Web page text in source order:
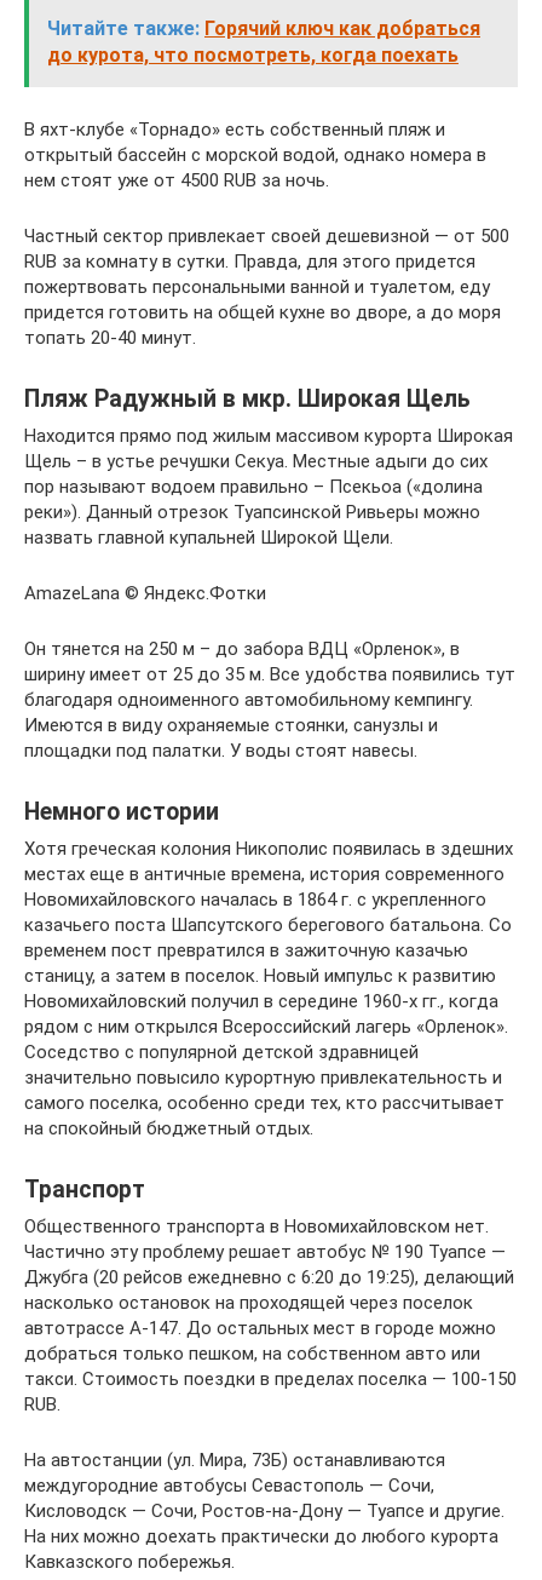
Читайте также: Горячий ключ как добраться
до курота, что посмотреть, когда поехать
В яхт-клубе «Торнадо» есть собственный пляж и
открытый бассейн с морской водой, однако номера в
нем стоят уже от 4500 RUB за ночь.
Частный сектор привлекает своей дешевизной — от 500
RUB за комнату в сутки. Правда, для этого придется
пожертвовать персональными ванной и туалетом, еду
придется готовить на общей кухне во дворе, а до моря
топать 20-40 минут.
Пляж Радужный в мкр. Широкая Щель
Находится прямо под жилым массивом курорта Широкая
Щель – в устье речушки Секуа. Местные адыги до сих
пор называют водоем правильно – Псекьоа («долина
реки»). Данный отрезок Туапсинской Ривьеры можно
назвать главной купальней Широкой Щели.
AmazeLana © Яндекс.Фотки
Он тянется на 250 м – до забора ВДЦ «Орленок», в
ширину имеет от 25 до 35 м. Все удобства появились тут
благодаря одноименного автомобильному кемпингу.
Имеются в виду охраняемые стоянки, санузлы и
площадки под палатки. У воды стоят навесы.
Немного истории
Хотя греческая колония Никополис появилась в здешних
местах еще в античные времена, история современного
Новомихайловского началась в 1864 г. с укрепленного
казачьего поста Шапсутского берегового батальона. Со
временем пост превратился в зажиточную казачью
станицу, а затем в поселок. Новый импульс к развитию
Новомихайловский получил в середине 1960-х гг., когда
рядом с ним открылся Всероссийский лагерь «Орленок».
Соседство с популярной детской здравницей
значительно повысило курортную привлекательность и
самого поселка, особенно среди тех, кто рассчитывает
на спокойный бюджетный отдых.
Транспорт
Общественного транспорта в Новомихайловском нет.
Частично эту проблему решает автобус № 190 Туапсе —
Джубга (20 рейсов ежедневно с 6:20 до 19:25), делающий
насколько остановок на проходящей через поселок
автотрассе А-147. До остальных мест в городе можно
добраться только пешком, на собственном авто или
такси. Стоимость поездки в пределах поселка — 100-150
RUB.
На автостанции (ул. Мира, 73Б) останавливаются
междугородние автобусы Севастополь — Сочи,
Кисловодск — Сочи, Ростов-на-Дону — Туапсе и другие.
На них можно доехать практически до любого курорта
Кавказского побережья.